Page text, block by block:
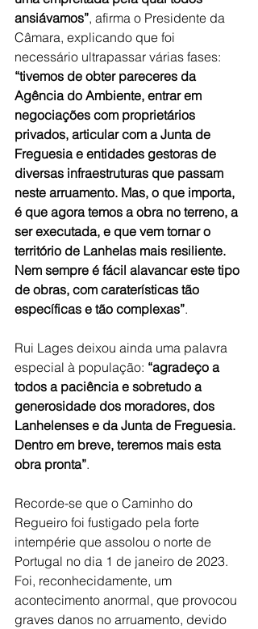
ansiávamos”, afirma o Presidente da
Câmara, explicando que foi
necessário ultrapassar várias fases:
“tivemos de obter pareceres da
Agência do Ambiente, entrar em
negociações com proprietários
privados, articular com a Junta de
Freguesia e entidades gestoras de
diversas infraestruturas que passam
neste arruamento. Mas, o que importa,
é que agora temos a obra no terreno, a
ser executada, e que vem tornar o
território de Lanhelas mais resiliente.
Nem sempre é fácil alavancar este tipo
de obras, com caraterísticas tão
específicas e tão complexas”.
Rui Lages deixou ainda uma palavra
especial à população: “agradeço a
todos a paciência e sobretudo a
generosidade dos moradores, dos
Lanhelenses e da Junta de Freguesia.
Dentro em breve, teremos mais esta
obra pronta”.
Recorde-se que o Caminho do
Regueiro foi fustigado pela forte
intempérie que assolou o norte de
Portugal no dia 1 de janeiro de 2023.
Foi, reconhecidamente, um
acontecimento anormal, que provocou
graves danos no arruamento, devido